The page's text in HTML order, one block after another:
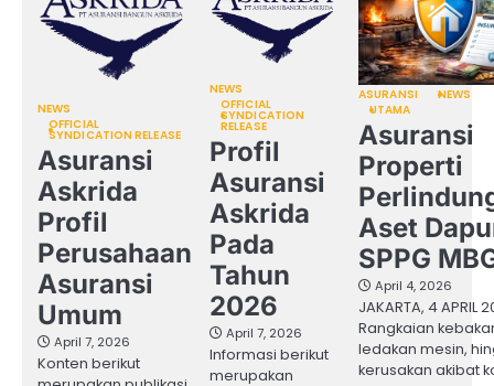
NEWS
OFFICIAL
SYNDICATION RELEASE
Asuransi
Askrida
Profil
Perusahaan
Asuransi
Umum
April 7, 2026
Konten berikut
NEWS
OFFICIAL
SYNDICATION
RELEASE
Profil
Asuransi
Askrida
Pada
Tahun
2026
April 7, 2026
Informasi berikut
merupakan
ASURANSI
NEWS
UTAMA
Asuransi
Properti
Aset
SPPG
April 4, 2026
JAKARTA, 4 APRIL
Rangkaian
ledakan mesin,
kerusakan akibat